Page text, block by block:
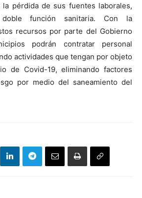
la pérdida de sus fuentes laborales,
función sanitaria. Con la
recursos por parte del Gobierno
podrán contratar personal
actividades que tengan por objeto
de Covid-19, eliminando factores
por medio del saneamiento del